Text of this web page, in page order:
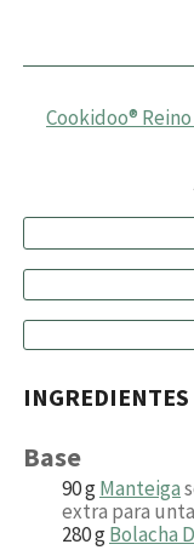
Cookidoo®
INGREDIENTES
Base
90gManteiga
extra para
280gBolacha